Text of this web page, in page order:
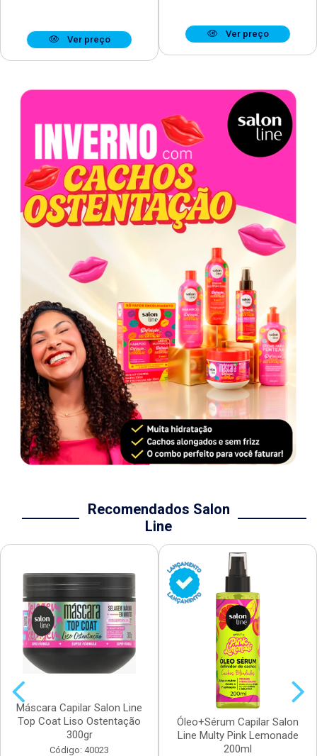
Ver preço
Ver preço
Recomendados Salon
Line
Máscara Capilar Salon Line
Top Coat Liso Ostentação
300gr
Código: 40023
Óleo+Sérum Capilar Salon
Line Multy Pink Lemonade
200ml